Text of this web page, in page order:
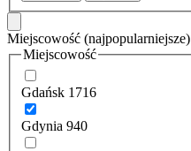
Miejscowość (najpopularniejsze)
Miejscowość
Gdańsk 1716
Gdynia 940